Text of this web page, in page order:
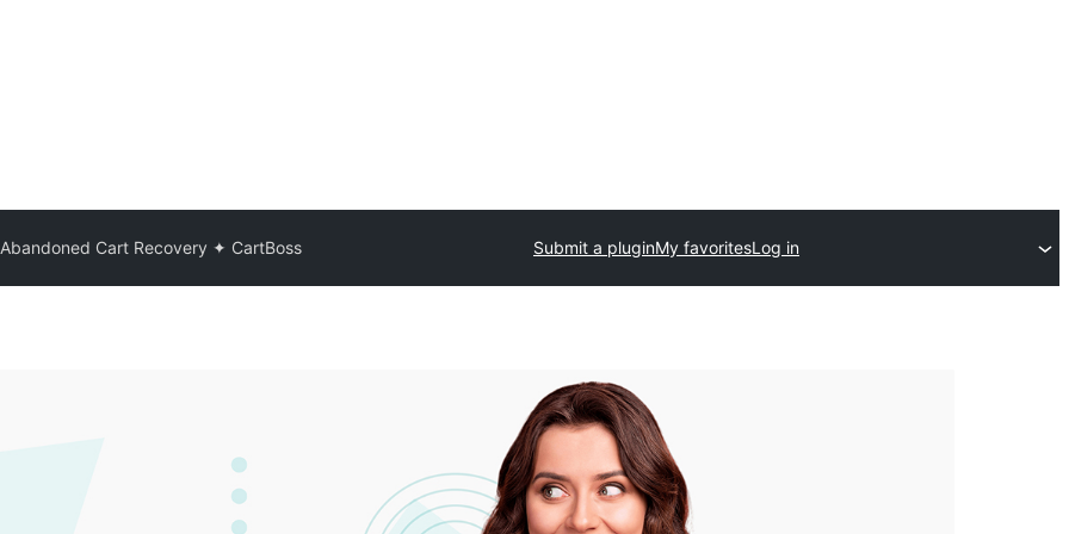
Cart Recovery ✦ CartBoss Submit a pluginMy favoritesLog in